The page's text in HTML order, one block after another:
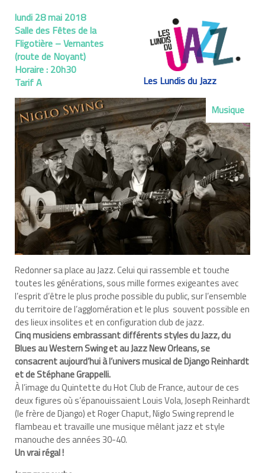
lundi 28 mai 2018
Salle des Fêtes de la
Fligotière – Vernantes
(route de Noyant)
Horaire : 20h30
Tarif A
Les Lundis du Jazz
Musique
Redonner sa place au Jazz. Celui qui rassemble et touche
toutes les générations, sous mille formes exigeantes avec
l’esprit d’être le plus proche possible du public, sur l’ensemble
du territoire de l’agglomération et le plus souvent possible en
des lieux insolites et en configuration club de jazz.
Cinq musiciens embrassant différents styles du Jazz, du
Blues au Western Swing et au Jazz New Orleans, se
consacrent aujourd’hui à l’univers musical de Django Reinhardt
et de Stéphane Grappelli.
À l’image du Quintette du Hot Club de France, autour de ces
deux figures où s’épanouissaient Louis Vola, Joseph Reinhardt
(le frère de Django) et Roger Chaput, Niglo Swing reprend le
flambeau et travaille une musique mêlant jazz et style
manouche des années 30-40.
Un vrai régal !